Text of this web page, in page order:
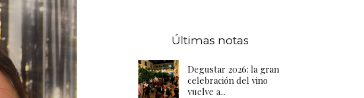
Últimas notas
Degustar 2026: la gran
celebración del vino
vuelve a...